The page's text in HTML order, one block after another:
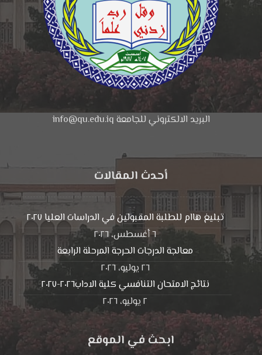
البريد الالكتروني للجامعة info@qu.edu.iq
أحدث المقالات
تبليغ هاام للطلبة المقبولين في الدراسات العليا ٢٠٢٧
٦ أغسطس، ٢٠٢٦
معالجة الدرجات الحرجة المرحلة الرابعة
٢٦ يوليو، ٢٠٢٦
نتائج الامتحان التنافسي كلية الاداب٢٠٢٦-٢٠٢٧
٢ يوليو، ٢٠٢٦
ابحث في الموقع